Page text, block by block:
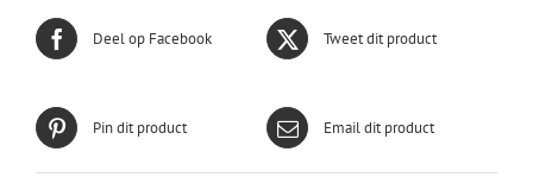
Deel op Facebook Tweet dit product
Pin dit product Email dit product